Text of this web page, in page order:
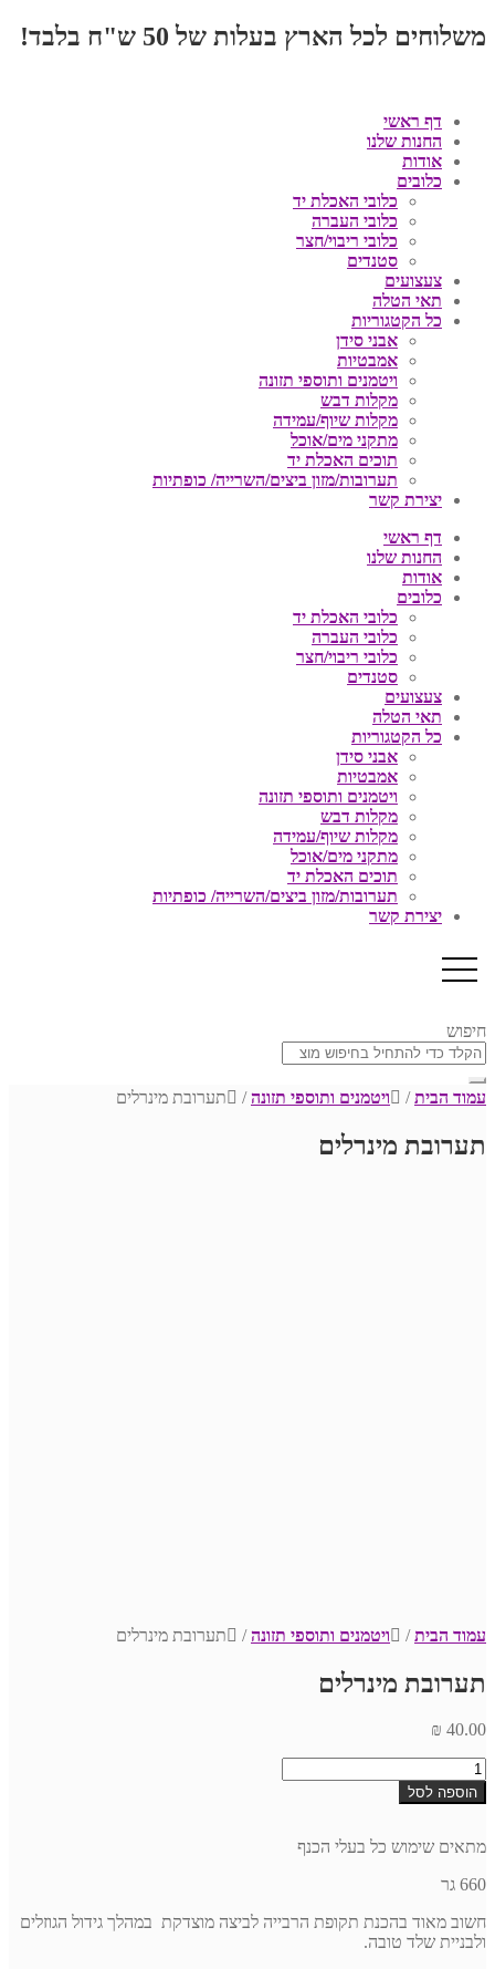
משלוחים לכל הארץ בעלות של 50 ש"ח בלבד!
דף ראשי
החנות שלנו
אודות
כלובים
כלובי האכלת יד
כלובי העברה
כלובי ריבוי/חצר
סטנדים
צעצועים
תאי הטלה
כל הקטגוריות
אבני סידן
אמבטיות
ויטמנים ותוספי תזונה
מקלות דבש
מקלות שיוף/עמידה
מתקני מים/אוכל
תוכים האכלת יד
תערובות/מזון ביצים/השרייה/ כופתיות
יצירת קשר
דף ראשי
החנות שלנו
אודות
כלובים
כלובי האכלת יד
כלובי העברה
כלובי ריבוי/חצר
סטנדים
צעצועים
תאי הטלה
כל הקטגוריות
אבני סידן
אמבטיות
ויטמנים ותוספי תזונה
מקלות דבש
מקלות שיוף/עמידה
מתקני מים/אוכל
תוכים האכלת יד
תערובות/מזון ביצים/השרייה/ כופתיות
יצירת קשר
חיפוש
עמוד הבית/ ויטמנים ותוספי תזונה/ תערובת מינרלים
תערובת מינרלים
עמוד הבית/ ויטמנים ותוספי תזונה/ תערובת מינרלים
תערובת מינרלים
₪ 40.00
כמות
של
תערובת
הוספה לסל
מתאים שימוש כל בעלי הכנף
660 גר
חשוב מאוד בהכנת תקופת הרבייה לביצה מוצדקת במהלך גידול הגוזלים
ולבניית שלד טובה.